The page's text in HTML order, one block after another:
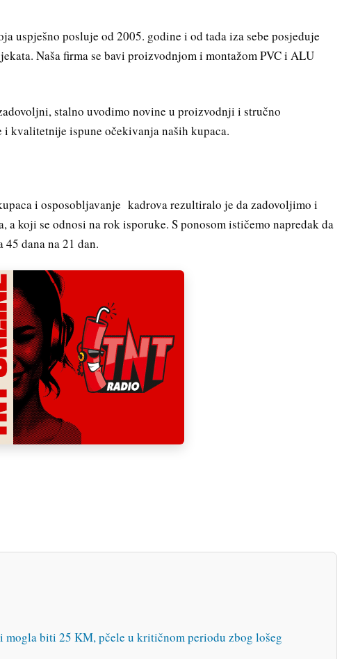
uspješno posluje od 2005. godine i od tada iza sebe posjeduje
Naša firma se bavi proizvodnjom i montažom PVC i ALU
stalno uvodimo novine u proizvodnji i stručno
i kvalitetnije ispune očekivanja naših kupaca.
i osposobljavanje kadrova rezultiralo je da zadovoljimo i
a koji se odnosi na rok isporuke. S ponosom ističemo napredak da
dana na 21 dan.
mogla biti 25 KM, pčele u kritičnom periodu zbog lošeg